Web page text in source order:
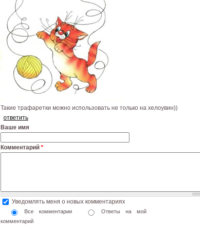
Такие трафаретки можно использовать не только на хелоувин))
ответить
Ваше имя
Комментарий *
Уведомлять меня о новых комментариях
Все комментарии
Ответы на мой
комментарий